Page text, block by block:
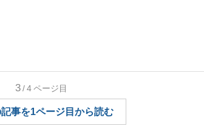
3/4ページ目
記事を1ページ目から読む